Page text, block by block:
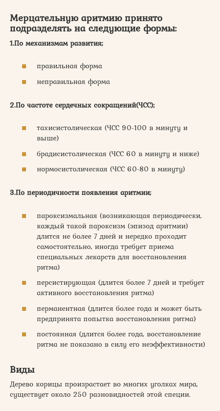
Мерцательную аритмию принято
подразделять на следующие формы:
1.По механизмам развития;
правильная форма
неправильная форма
2.По частоте сердечных сокращений(ЧСС);
тахисистолическая (ЧСС 90-100 в минуту и
выше)
брадисистолическая (ЧСС 60 в минуту и ниже)
нормосистолическая (ЧСС 60-80 в минуту)
3.По периодичности появления аритмии;
пароксизмальная (возникающая периодически,
каждый такой пароксизм (эпизод аритмии)
длится не более 7 дней и нередко проходит
самостоятельно, иногда требует приема
специальных лекарств для восстановления
ритма)
персистирующая (длится более 7 дней и требует
активного восстановления ритма)
перманентная (длится более года и может быть
предпринята попытка восстановления ритма)
постоянная (длится более года, восстановление
ритма не показано в силу его неэффективности)
Виды
Дерево корицы произрастает во многих уголках мира,
существует около 250 разновидностей этой специи.